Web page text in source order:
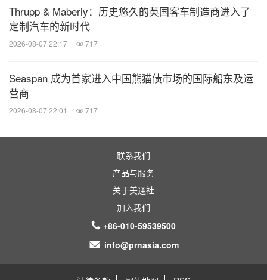
Thrupp & Maberly：历史悠久的英国客车制造商进入了
定制汽车的新时代
2026-08-07 22:17 717
Seaspan 成为首家进入中国熊猫债市场的国际船东及运
营商
2026-08-07 22:01 717
联系我们
产品与服务
关于美通社
加入我们
+86-010-59539500
info@prnasia.com